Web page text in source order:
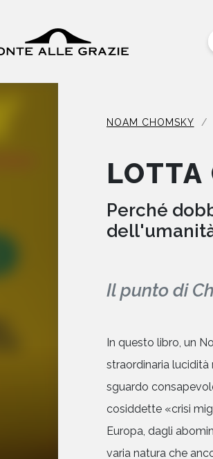
NOAM CHOMSKY
LOTTA
Perché
Il punto di
In questo libro, un
straordinaria
sguardo
cosiddette «crisi
Europa, dagli
varia natura che